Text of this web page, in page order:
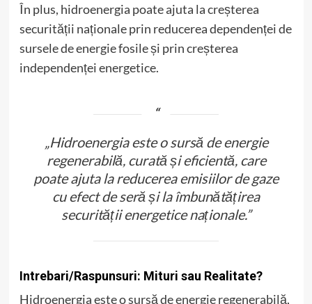
În plus, hidroenergia poate ajuta la creșterea
securității naționale prin reducerea dependenței de
sursele de energie fosile și prin creșterea
independenței energetice.
„Hidroenergia este o sursă de energie
regenerabilă, curată și eficientă, care
poate ajuta la reducerea emisiilor de gaze
cu efect de seră și la îmbunătățirea
securității energetice naționale.”
Intrebari/Raspunsuri: Mituri sau Realitate?
Hidroenergia este o sursă de energie regenerabilă,